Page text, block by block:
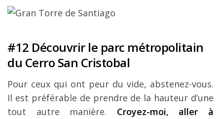
#12 Découvrir le parc métropolitain
du Cerro San Cristobal
Pour ceux qui ont peur du vide, abstenez-vous.
Il est préférable de prendre de la hauteur d’une
tout autre manière. Croyez-moi, aller à